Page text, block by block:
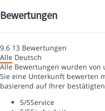
Bewertungen
9.6 13 Bewertungen
Alle Deutsch
Alle Bewertungen wurden
Sie eine Unterkunft bewerten
basierend auf Ihrer
5/5Service